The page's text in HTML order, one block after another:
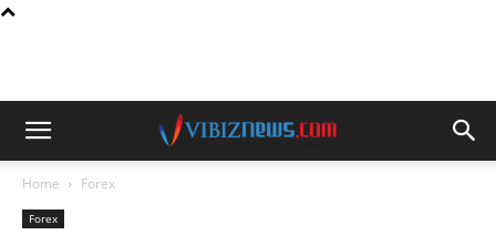
Home Forex
Forex